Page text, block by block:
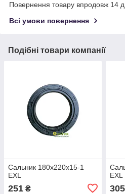
Повернення товару впродовж 14
Всі умови повернення
Подібні товари компанії
Сальник 180х220х15-1
EXL
251 ₴
EXL
305